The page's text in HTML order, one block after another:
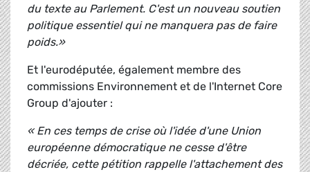
du texte au Parlement. C'est un nouveau soutien
politique essentiel qui ne manquera pas de faire
poids.»
Et l'eurodéputée, également membre des
commissions Environnement et de l'Internet Core
Group d'ajouter :
« En ces temps de crise où l'idée d'une Union
européenne démocratique ne cesse d'être
décriée, cette pétition rappelle l'attachement des